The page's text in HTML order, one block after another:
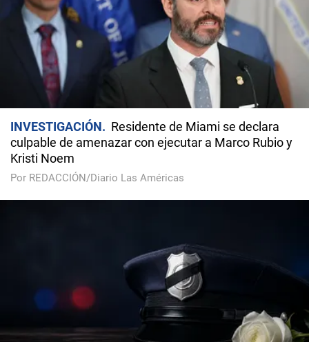
INVESTIGACIÓN
Residente de Miami se declara
culpable de amenazar con ejecutar a Marco Rubio y
Kristi Noem
Por REDACCIÓN/Diario Las Américas